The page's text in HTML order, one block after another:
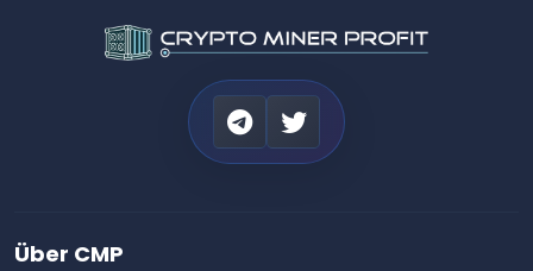
Über CMP